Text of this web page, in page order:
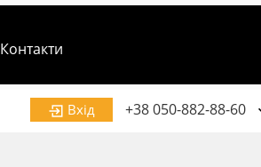
Контакти
Вхід +38 050-882-88-60